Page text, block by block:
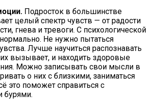
Подросток в большинстве
целый спектр чувств — от радости
гнева и тревоги. С психологической
Не нужно пытаться
Лучше научиться распознавать
их вызывает, и находить здоровые
Можно записывать свои мысли в
о них с близкими, заниматься
это поможет справиться с
бурями.